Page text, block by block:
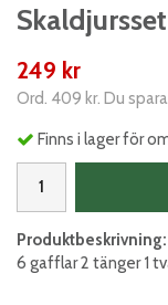
249 kr
Ord. 409 kr. Du
Finns i lager för
Produktbeskrivning:
6 gafflar 2 tänger 1